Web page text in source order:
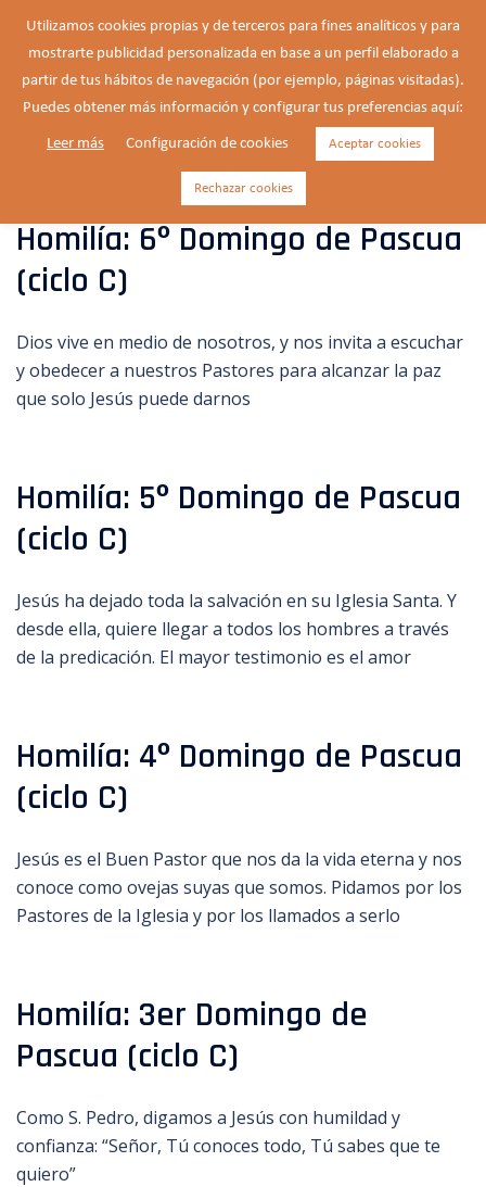
contenido
Homilías
Homilía: 6º Domingo de Pascua
(ciclo C)
Dios vive en medio de nosotros, y nos invita a escuchar
y obedecer a nuestros Pastores para alcanzar la paz
que solo Jesús puede darnos
Homilía: 5º Domingo de Pascua
(ciclo C)
Jesús ha dejado toda la salvación en su Iglesia Santa. Y
desde ella, quiere llegar a todos los hombres a través
de la predicación. El mayor testimonio es el amor
Homilía: 4º Domingo de Pascua
(ciclo C)
Jesús es el Buen Pastor que nos da la vida eterna y nos
conoce como ovejas suyas que somos. Pidamos por los
Pastores de la Iglesia y por los llamados a serlo
Homilía: 3er Domingo de
Pascua (ciclo C)
Como S. Pedro, digamos a Jesús con humildad y
confianza: “Señor, Tú conoces todo, Tú sabes que te
quiero”
Utilizamos cookies propias y de terceros para fines analíticos y para
mostrarte publicidad personalizada en base a un perfil elaborado a
partir de tus hábitos de navegación (por ejemplo, páginas visitadas).
Puedes obtener más información y configurar tus preferencias aquí:
Leer más Configuración de cookies Aceptar cookies
Rechazar cookies